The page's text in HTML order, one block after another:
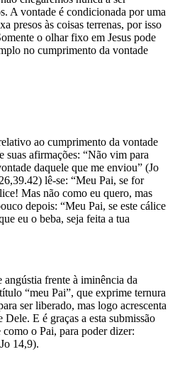
A vontade é condicionada por uma
presos às coisas terrenas, por isso
o olhar fixo em Jesus pode
no cumprimento da vontade
ao cumprimento da vontade
suas afirmações: “Não vim para
daquele que me enviou” (Jo
lê-se: “Meu Pai, se for
Mas não como eu quero, mas
depois: “Meu Pai, se este cálice
eu o beba, seja feita a tua
angústia frente à iminência da
“meu Pai”, que exprime ternura
ser liberado, mas logo acrescenta
E é graças a esta submissão
como o Pai, para poder dizer:
14,9).